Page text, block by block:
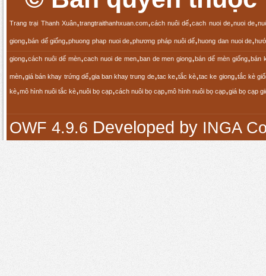
Trang trại Thanh Xuân,trangtraithanhxuan.com,cách nuôi dế,cach nuoi de,nuoi de,
giong,bán dế giống,phuong phap nuoi de,phương pháp nuôi dế,huong dan nuoi de,
giong,cách nuôi dế mèn,cach nuoi de men,ban de men giong,bán dế mèn giống,bán
mèn,giá bán khay trứng dế,gia ban khay trung de,tac ke,tắc kè,tac ke giong,tắc kè
kè,mô hình nuôi tắc kè,nuôi bọ cạp,cách nuôi bọ cạp,mô hình nuôi bọ cạp,giá bọ cạp
OWF 4.9.6 Developed by INGA